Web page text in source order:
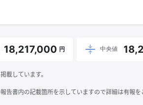
18,217,000 円 中央値
載しています。
告書内の記載箇所を示していますので詳細は有報を